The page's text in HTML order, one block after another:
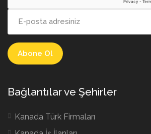
Bağlantılar ve Şehirler
Kanada Türk Firmaları